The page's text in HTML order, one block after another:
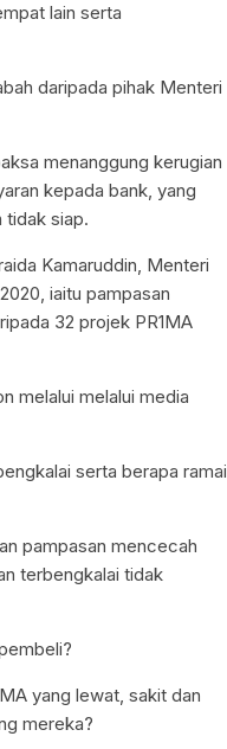
lain serta
daripada pihak Menteri
menanggung kerugian
kepada bank, yang
tidak siap.
Kamaruddin, Menteri
iaitu pampasan
32 projek PR1MA
melalui melalui media
serta berapa ramai
pampasan mencecah
terbengkalai tidak
yang lewat, sakit dan
mereka?